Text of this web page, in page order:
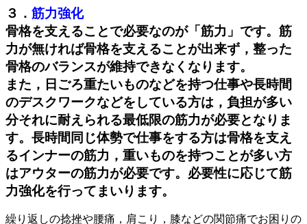
３． 筋力強化
骨格を支えることで必要なのが「筋力」です。筋
力が無ければ骨格を支えることが出来ず，整った
骨格のバランスが維持できなくなります。
また，日ごろ重たいものなどを持つ仕事や長時間
のデスクワークなどをしている方は，負担が多い
分それに耐えられる最低限の筋力が必要となりま
す。長時間同じ体勢で仕事をする方は骨格を支え
るインナーの筋力，重いものを持つことが多い方
はアウターの筋力が必要です。必要性に応じて筋
力強化を行ってまいります。
繰り返しの捻挫や腰痛，肩こり，膝などの関節痛でお困りの